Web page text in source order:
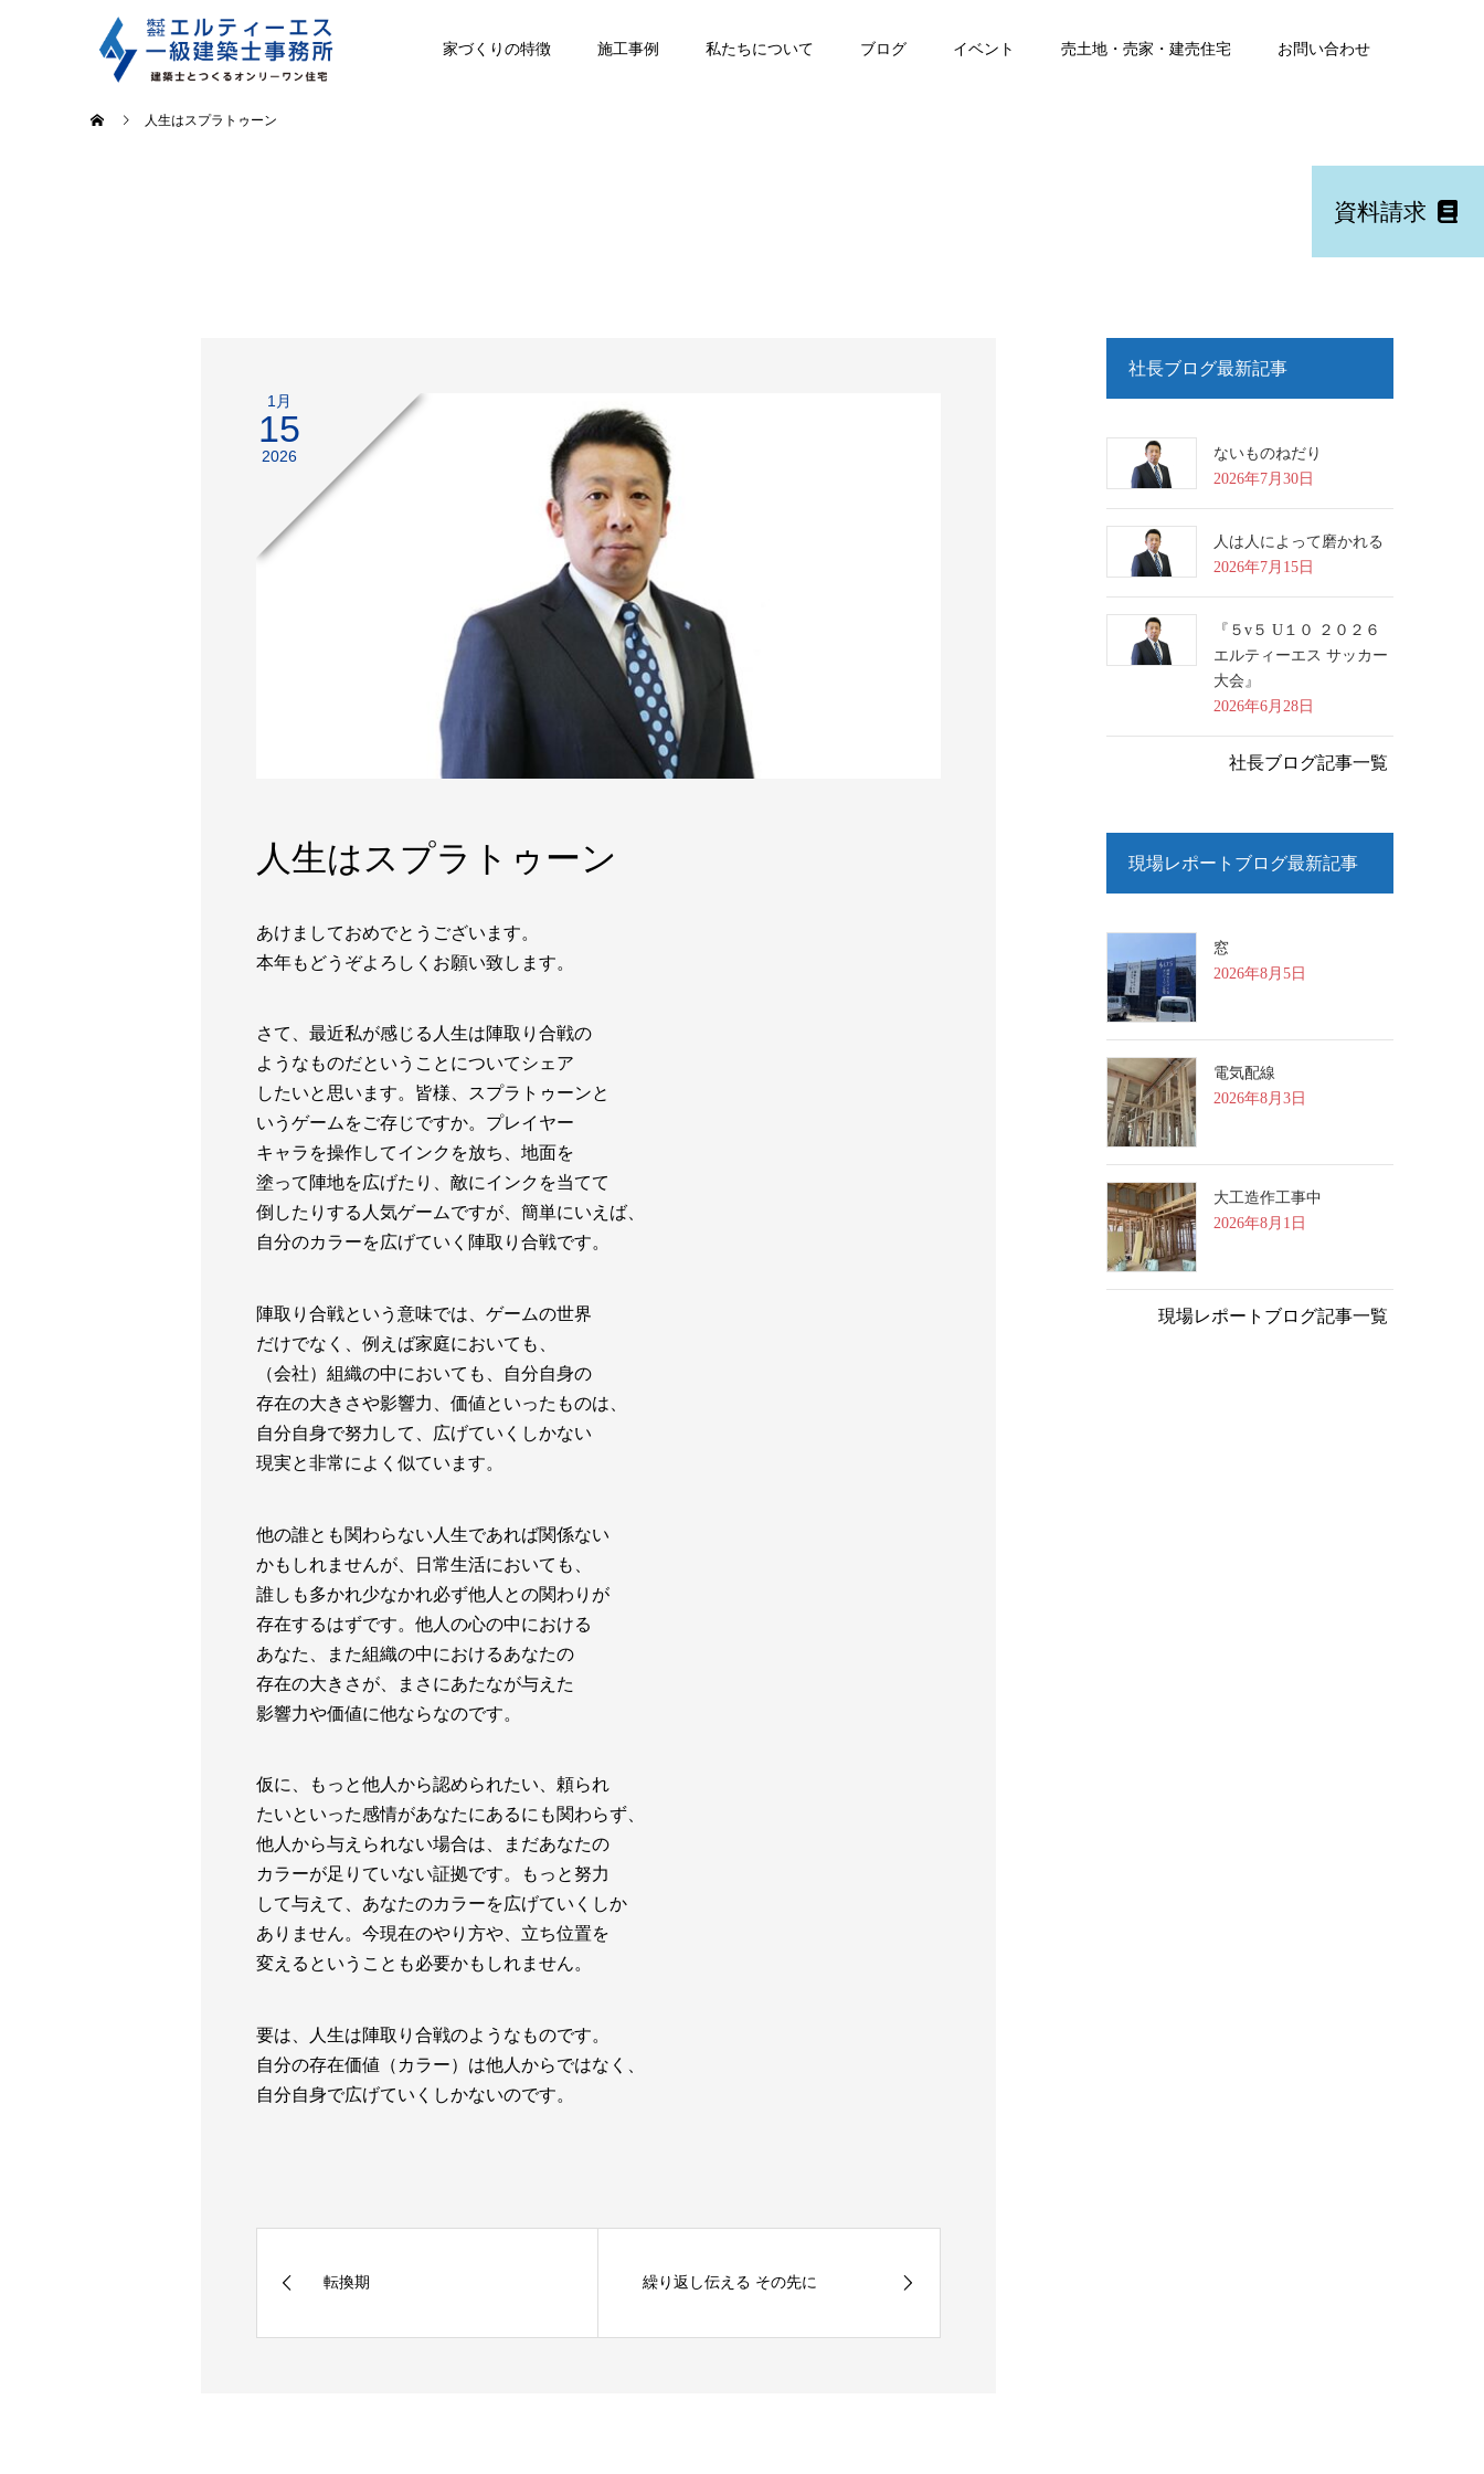
家づくりの特徴 施工事例 私たちについて ブログ イベント 売土地・売家・建売住宅 お問い合わせ
人生はスプラトゥーン
1月
15
2026
人生はスプラトゥーン
あけましておめでとうございます。
本年もどうぞよろしくお願い致します。
さて、最近私が感じる人生は陣取り合戦の
ようなものだということについてシェア
したいと思います。皆様、スプラトゥーンと
いうゲームをご存じですか。プレイヤー
キャラを操作してインクを放ち、地面を
塗って陣地を広げたり、敵にインクを当てて
倒したりする人気ゲームですが、簡単にいえば、
自分のカラーを広げていく陣取り合戦です。
陣取り合戦という意味では、ゲームの世界
だけでなく、例えば家庭においても、
（会社）組織の中においても、自分自身の
存在の大きさや影響力、価値といったものは、
自分自身で努力して、広げていくしかない
現実と非常によく似ています。
他の誰とも関わらない人生であれば関係ない
かもしれませんが、日常生活においても、
誰しも多かれ少なかれ必ず他人との関わりが
存在するはずです。他人の心の中における
あなた、また組織の中におけるあなたの
存在の大きさが、まさにあたなが与えた
影響力や価値に他ならなのです。
仮に、もっと他人から認められたい、頼られ
たいといった感情があなたにあるにも関わらず、
他人から与えられない場合は、まだあなたの
カラーが足りていない証拠です。もっと努力
して与えて、あなたのカラーを広げていくしか
ありません。今現在のやり方や、立ち位置を
変えるということも必要かもしれません。
要は、人生は陣取り合戦のようなものです。
自分の存在価値（カラー）は他人からではなく、
自分自身で広げていくしかないのです。
転換期 繰り返し伝える その先に
社長ブログ最新記事
ないものねだり
2026年7月30日
人は人によって磨かれる
2026年7月15日
『５v５ U１０ ２０２６
エルティーエス サッカー
大会』
2026年6月28日
社長ブログ記事一覧
現場レポートブログ最新記事
窓
2026年8月5日
電気配線
2026年8月3日
大工造作工事中
2026年8月1日
現場レポートブログ記事一覧
資料請求